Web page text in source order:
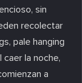
sin
recolectar
pale hanging
la noche,
a